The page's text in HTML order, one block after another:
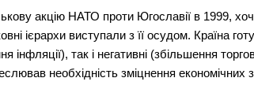
акцію НАТО проти Югославії в 1999,
ієрархи виступали з її осудом. Країна
інфляції), так і негативні (збільшення
необхідність зміцнення економічних